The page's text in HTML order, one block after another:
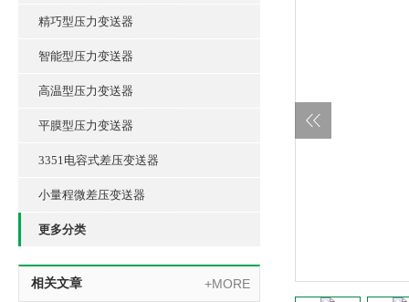
精巧型压力变送器
智能型压力变送器
高温型压力变送器
平膜型压力变送器
3351电容式差压变送器
小量程微差压变送器
更多分类
相关文章 +MORE